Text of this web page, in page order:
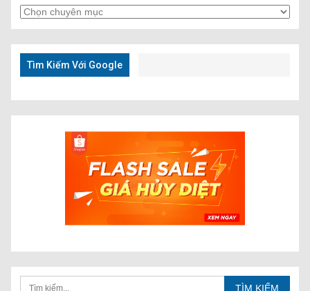
Tìm
Kiếm
Nhanh
Tìm Kiếm Với Google